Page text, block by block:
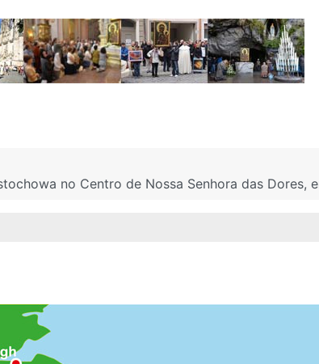
no Centro de Nossa Senhora das Dores,